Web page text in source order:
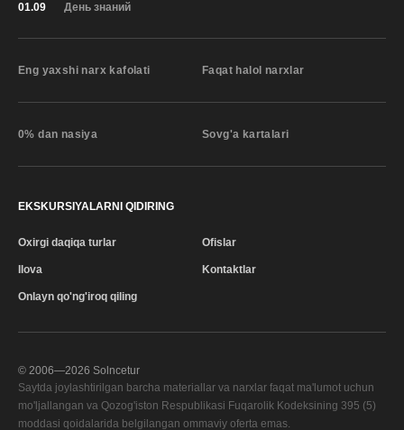
01.09 День знаний
Eng yaxshi narx kafolati Faqat halol narxlar
0% dan nasiya Sovg'a kartalari
EKSKURSIYALARNI QIDIRING
Oxirgi daqiqa turlar
Ilova
Onlayn qo'ng'iroq qiling
Ofislar
Kontaktlar
© 2006—2026 Solncetur
Saytda joylashtirilgan barcha materiallar va narxlar faqat ma'lumot uchun
mo'ljallangan va Qozog'iston Respublikasi Fuqarolik Kodeksining 395 (5)
moddasi qoidalarida belgilangan ommaviy oferta emas.